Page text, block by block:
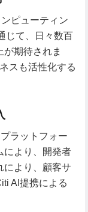
ピューティン
じて、日々数百
期待されま
スも活性化する
ラットフォー
により、開発者
により、顧客サ
AI提携による